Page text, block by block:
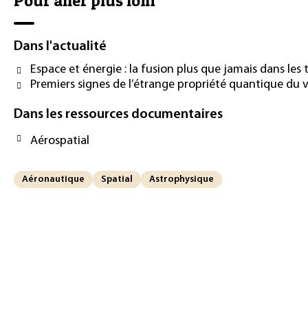
Dans l'actualité
Espace et énergie : la fusion plus que jamais dans les
Premiers signes de l’étrange propriété quantique du
Dans les ressources documentaires
Aérospatial
Aéronautique Spatial Astrophysique